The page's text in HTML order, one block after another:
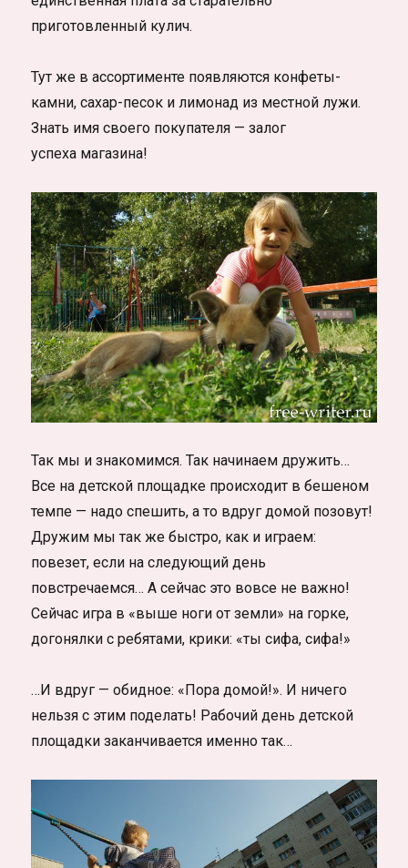
приготовленный кулич.
Тут же в ассортименте появляются конфеты-
камни, сахар-песок и лимонад из местной лужи.
Знать имя своего покупателя — залог
успеха магазина!
Так мы и знакомимся. Так начинаем дружить…
Все на детской площадке происходит в бешеном
темпе — надо спешить, а то вдруг домой позовут!
Дружим мы так же быстро, как и играем:
повезет, если на следующий день
повстречаемся… А сейчас это вовсе не важно!
Сейчас игра в «выше ноги от земли» на горке,
догонялки с ребятами, крики: «ты сифа, сифа!»
…И вдруг — обидное: «Пора домой!». И ничего
нельзя с этим поделать! Рабочий день детской
площадки заканчивается именно так…